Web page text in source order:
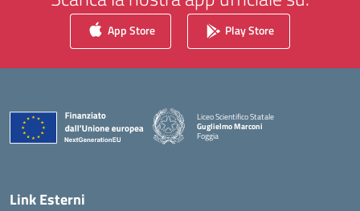
App Store Play Store
Liceo Scientifico Statale
Guglielmo Marconi
Foggia
— Visita la pagina iniziale della scuola
Link Esterni